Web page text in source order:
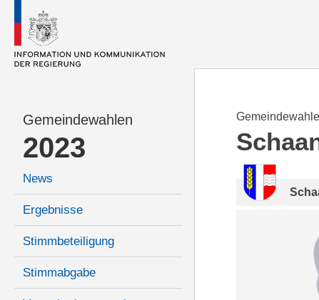
Gemeindewahlen
2023
News
Ergebnisse
Stimmbeteiligung
Stimmabgabe